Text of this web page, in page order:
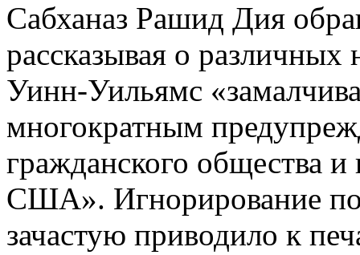
Сабханаз Рашид Дия
рассказывая о
Уинн-Уильямс
многократным
гражданского общества
США». Игнорирование
зачастую приводило к